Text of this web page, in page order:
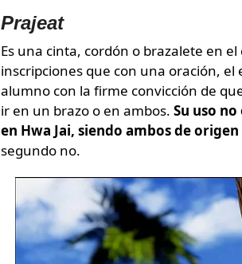
Prajeat
Es una cinta, cordón o brazalete en
inscripciones que con una oración,
alumno con la firme convicción de
ir en un brazo o en ambos. Su uso
en Hwa Jai, siendo ambos de
segundo no.